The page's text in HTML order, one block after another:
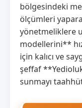
bölgesindeki
ölçümleri
yönetmeliklere
modellerini**
için kalıcı ve
şeffaf
sunmayı